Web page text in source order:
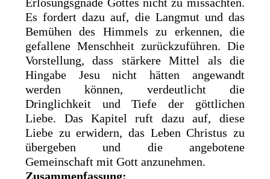
Es fordert dazu auf, die Langmut und das
Bemühen des Himmels zu erkennen, die
gefallene Menschheit zurückzuführen. Die
Vorstellung, dass stärkere Mittel als die
Hingabe Jesu nicht hätten angewandt
werden können, verdeutlicht die
Dringlichkeit und Tiefe der göttlichen
Liebe. Das Kapitel ruft dazu auf, diese
Liebe zu erwidern, das Leben Christus zu
übergeben und die angebotene
Gemeinschaft mit Gott anzunehmen.
Zusammenfassung: